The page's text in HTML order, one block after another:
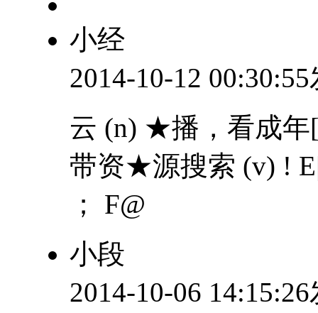
小经
2014-10-12
云 (n) ★播，看成年
带资★源搜索 (v) !
； F@
小段
2014-10-06